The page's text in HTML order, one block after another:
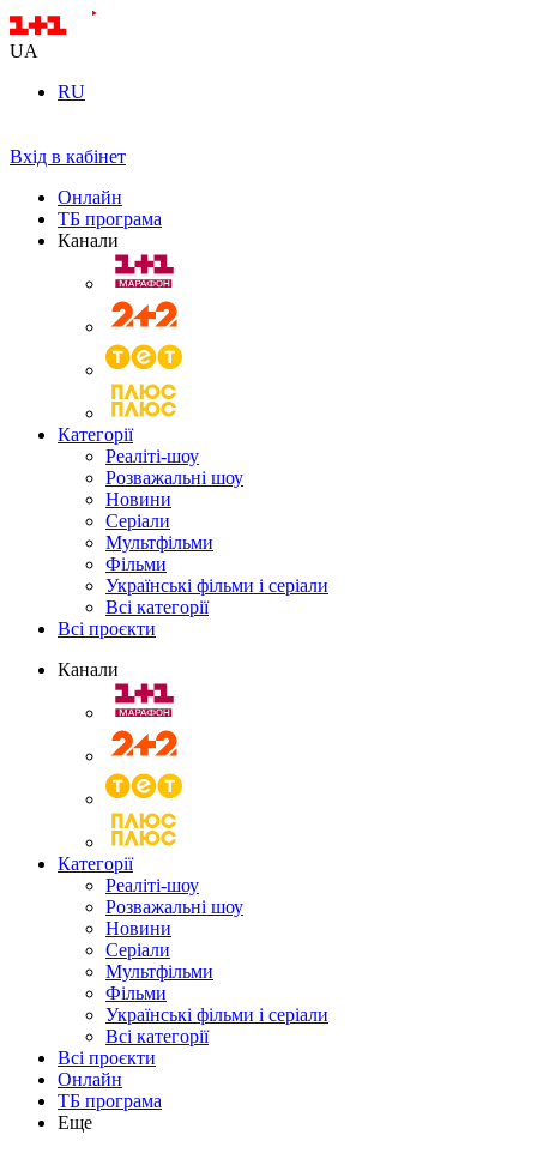
UA
RU
Вхід в кабінет
Онлайн
ТБ програма
Канали
Категорії
Реаліті-шоу
Розважальні шоу
Новини
Серіали
Мультфільми
Фільми
Українські фільми і серіали
Всі категорії
Всі проєкти
Канали
Категорії
Реаліті-шоу
Розважальні шоу
Новини
Серіали
Мультфільми
Фільми
Українські фільми і серіали
Всі категорії
Всі проєкти
Онлайн
ТБ програма
Еще